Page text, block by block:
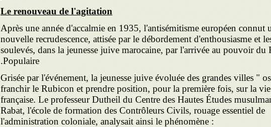
Le renouveau de l'agitation
Après une année d'accalmie en 1935, l'antisémitisme européen connut
nouvelle recrudescence, attisée par le débordement d'enthousiasme et
soulevés, dans la jeunesse juive marocaine, par l'arrivée au pouvoir du
Populaire.
Grisée par l'événement, la jeunesse juive évoluée des grandes villes "
franchir le Rubicon et prendre position, pour la première fois, sur la
française. Le professeur Dutheil du Centre des Hautes Études
Rabat, l'école de formation des Contrôleurs Civils, rouage essentiel de
l'administration coloniale, analysait ainsi le phénomène :